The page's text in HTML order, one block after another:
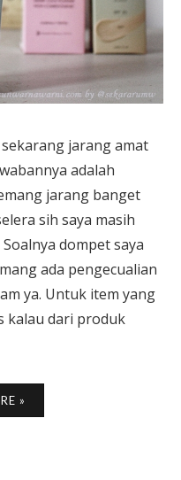
jarang amat
adalah
jarang banget
sih saya masih
dompet saya
ada pengecualian
ya. Untuk item yang
kalau dari produk
»